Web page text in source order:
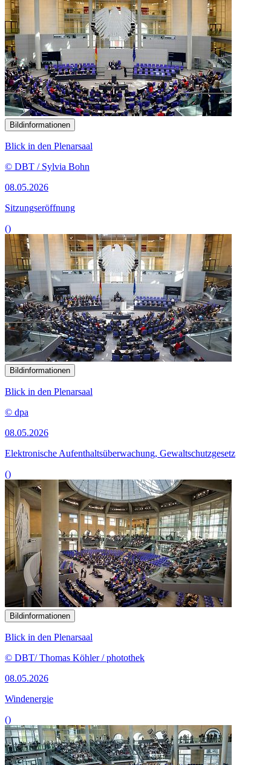
Bildinformationen
Blick in den Plenarsaal
© DBT / Sylvia Bohn
08.05.2026
Sitzungseröffnung
()
Bildinformationen
Blick in den Plenarsaal
© dpa
08.05.2026
Elektronische Aufenthaltsüberwachung, Gewaltschutzgesetz
()
Bildinformationen
Blick in den Plenarsaal
© DBT/ Thomas Köhler / photothek
08.05.2026
Windenergie
()